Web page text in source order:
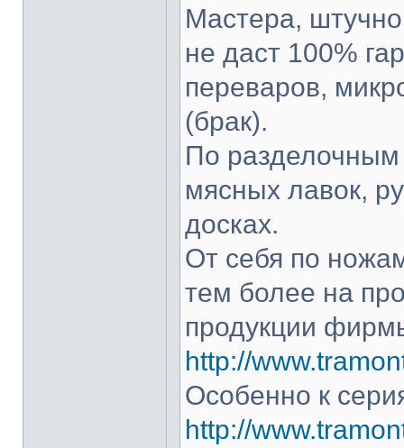
Мастера,
не даст 100%
переваров,
(брак).
По разделочным
мясных лавок,
досках.
От себя по
тем более на
продукции
http://
Особенно к
http://